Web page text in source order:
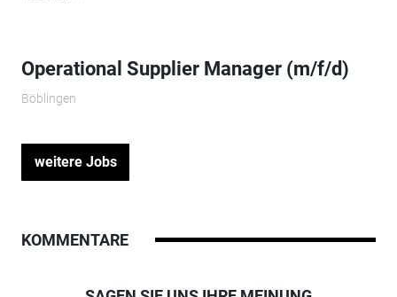
Operational Supplier Manager (m/f/d)
Böblingen
weitere Jobs
KOMMENTARE